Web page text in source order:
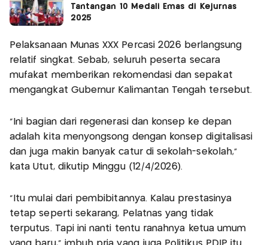
Tantangan 10 Medali Emas di Kejurnas
2025
Pelaksanaan Munas XXX Percasi 2026 berlangsung
relatif singkat. Sebab, seluruh peserta secara
mufakat memberikan rekomendasi dan sepakat
mengangkat Gubernur Kalimantan Tengah tersebut.
“Ini bagian dari regenerasi dan konsep ke depan
adalah kita menyongsong dengan konsep digitalisasi
dan juga makin banyak catur di sekolah-sekolah,”
kata Utut, dikutip Minggu (12/4/2026).
“Itu mulai dari pembibitannya. Kalau prestasinya
tetap seperti sekarang, Pelatnas yang tidak
terputus. Tapi ini nanti tentu ranahnya ketua umum